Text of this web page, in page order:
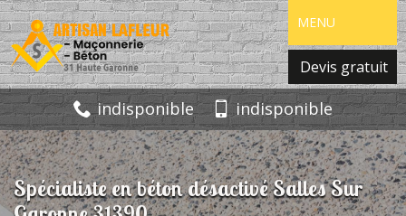
MENU
Devis gratuit
indisponible indisponible
Spécialiste en béton désactivé Salles Sur